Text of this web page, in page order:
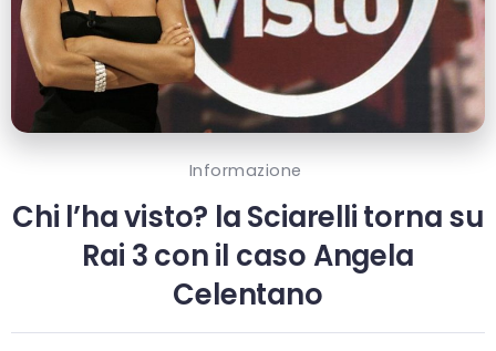
Informazione
Chi l’ha visto? la Sciarelli torna su
Rai 3 con il caso Angela
Celentano